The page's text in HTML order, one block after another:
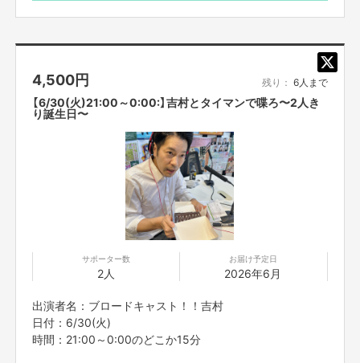
め頂けます。
※プロジェクト本文の末尾に記載されている【ご支援にあた
ってのご注意事項】を必ずご一読ください。
4,500円 残り： 6人まで
【6/30(火)21:00～0:00:】吉村とタイマンで喋ろ〜2人き
り誕生日〜
サポーター数
2人
お届け予定日
2026年6月
出演者名：ブロードキャスト！！吉村
日付：6/30(火)
時間：21:00～0:00のどこか15分